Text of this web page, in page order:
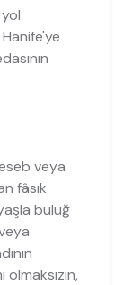
veya
fâsık
buluğ